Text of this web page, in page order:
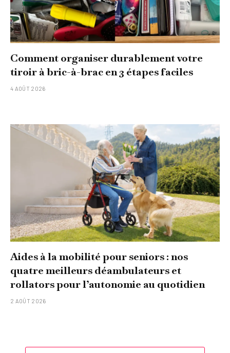
Comment organiser durablement votre
tiroir à bric-à-brac en 3 étapes faciles
4 AOÛT 2026
Aides à la mobilité pour seniors : nos
quatre meilleurs déambulateurs et
rollators pour l’autonomie au quotidien
2 AOÛT 2026